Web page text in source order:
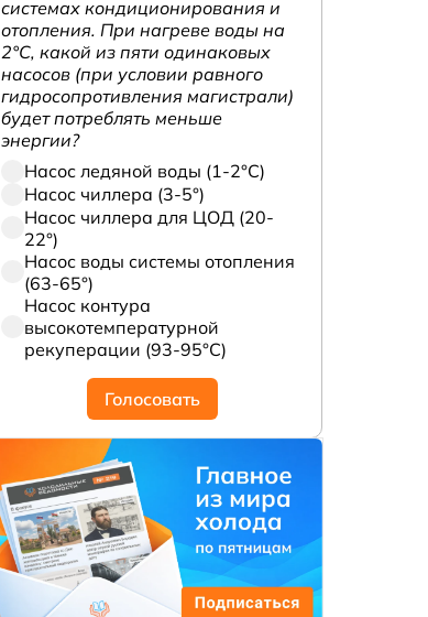
системах кондиционирования и
отопления. При нагреве воды на
2°С, какой из пяти одинаковых
насосов (при условии равного
гидросопротивления магистрали)
будет потреблять меньше
энергии?
Насос ледяной воды (1-2°С)
Насос чиллера (3-5°)
Насос чиллера для ЦОД (20-
22°)
Насос воды системы отопления
(63-65°)
Насос контура
высокотемпературной
рекуперации (93-95°С)
Голосовать